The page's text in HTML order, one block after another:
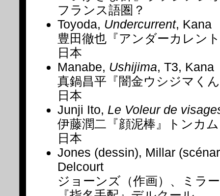
フランス語圏？
Toyoda, Undercurrent, Kana
豊田徹也『アンダーカレン
日本
Manabe, Ushijima, T3, Kana
真鍋昌平『闇金ウシジマく
日本
Junji Ito, Le Voleur de
伊藤潤二『顔泥棒』トンカム
日本
Jones (dessin), Millar
Delcourt
ジョーンズ（作画）、ミラ